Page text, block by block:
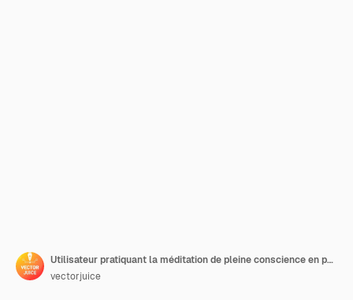
Utilisateur pratiquant la méditation de pleine conscience en posture de lotus. Méditation consciente, calme mental et conscience de soi, concentration et libération du concept de stress. Illustration vectorielle isolée.
vectorjuice